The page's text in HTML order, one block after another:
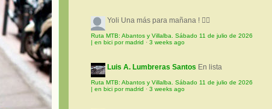
Yoli Una más para mañana ! 🚵‍♀️
Ruta MTB: Abantos y Villalba. Sábado 11 de julio de 2026
| en bici por madrid · 3 weeks ago
Luis A. Lumbreras Santos En lista
Ruta MTB: Abantos y Villalba. Sábado 11 de julio de 2026
| en bici por madrid · 3 weeks ago